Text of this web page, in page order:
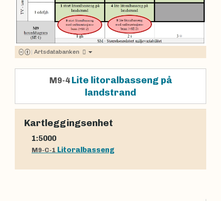
| Artsdatabanken
M9-4 Lite litoralbasseng på
landstrand
Kartleggingsenhet
1:5000
M9-C-1 Litoralbasseng